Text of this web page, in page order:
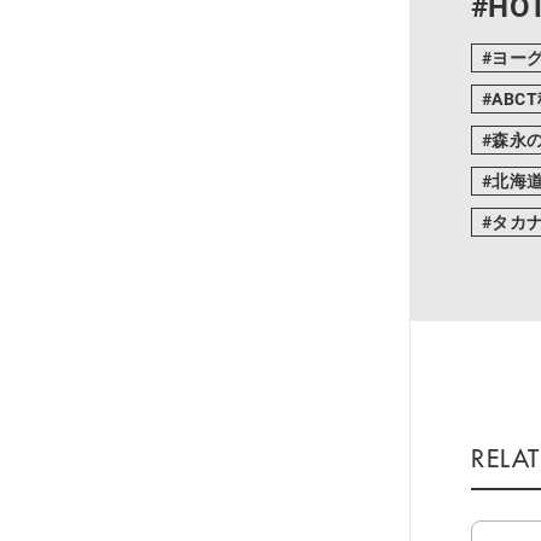
ヨー
森永
北海
タカ